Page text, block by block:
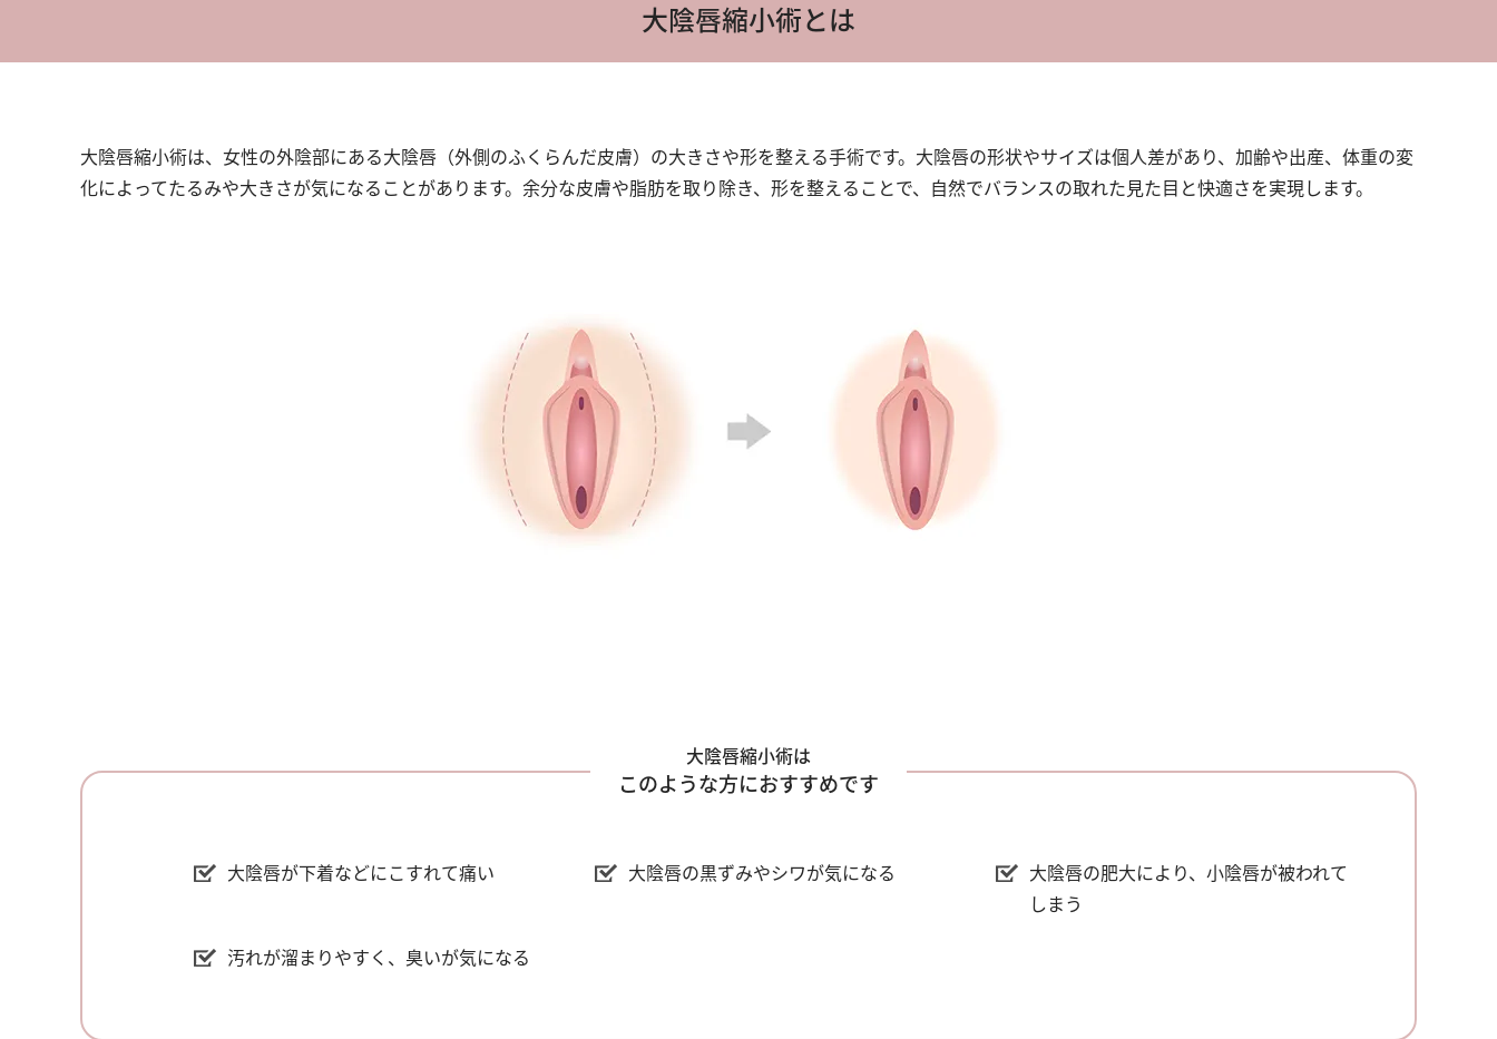
大陰唇縮小術とは
大陰唇縮小術は、女性の外陰部にある大陰唇（外側のふくらんだ皮膚）の大きさや形を整える手術です。大陰唇の形状やサイズは個人差があり、加齢や出産、体重の変
化によってたるみや大きさが気になることがあります。余分な皮膚や脂肪を取り除き、形を整えることで、自然でバランスの取れた見た目と快適さを実現します。
大陰唇縮小術は
このような方におすすめです
大陰唇が下着などにこすれて痛い 大陰唇の黒ずみやシワが気になる
大陰唇の肥大により、小陰唇が被われて
しまう
汚れが溜まりやすく、臭いが気になる